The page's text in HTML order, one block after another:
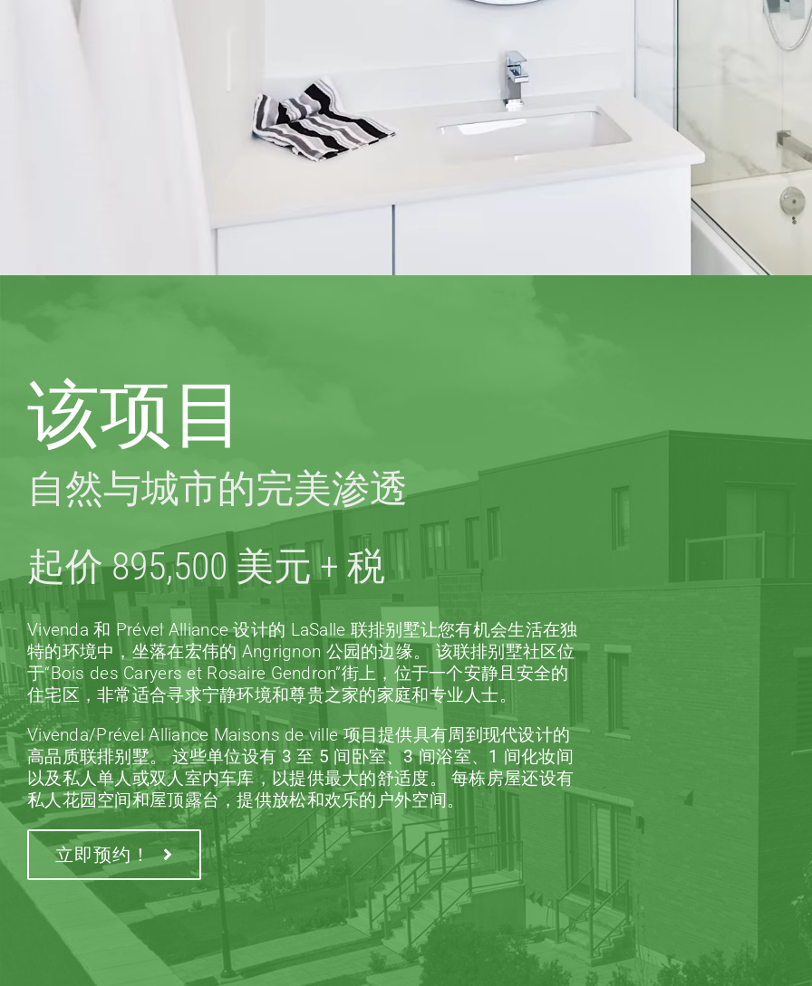
该项目
自然与城市的完美渗透
起价 895,500 美元 + 税
Vivenda 和 Prével Alliance 设计的 LaSalle 联排别墅让您有机会生活在独
特的环境中，坐落在宏伟的 Angrignon 公园的边缘。 该联排别墅社区位
于“Bois des Caryers et Rosaire Gendron”街上，位于一个安静且安全的
住宅区，非常适合寻求宁静环境和尊贵之家的家庭和专业人士。
Vivenda/Prével Alliance Maisons de ville 项目提供具有周到现代设计的
高品质联排别墅。这些单位设有 3 至 5 间卧室、3 间浴室、1 间化妆间
以及私人单人或双人室内车库，以提供最大的舒适度。
每栋房屋还设有
私人花园空间和屋顶露台，提供放松和欢乐的户外空间。
立即预约！